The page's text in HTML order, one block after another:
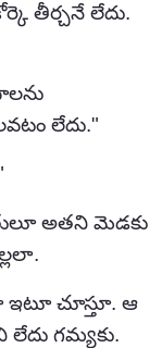
తీర్చనే లేదు.
లేదు."
అతని మెడకు
ఇటూ చూస్తూ. ఆ
గమ్యకు.